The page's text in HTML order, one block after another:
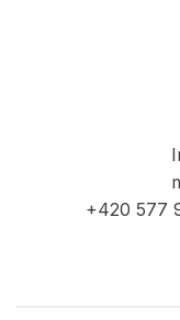
+420 577